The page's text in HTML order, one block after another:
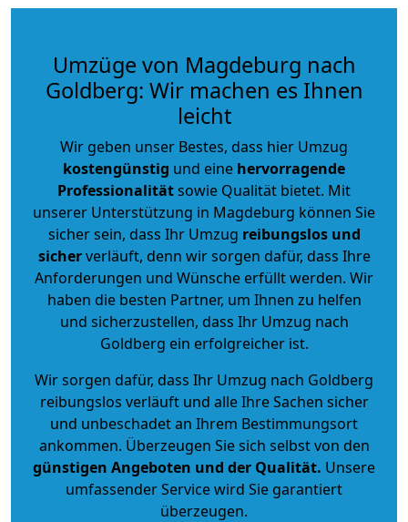
Umzüge von Magdeburg nach
Goldberg: Wir machen es Ihnen
leicht
Wir geben unser Bestes, dass hier Umzug
kostengünstig und eine hervorragende
Professionalitätsowie Qualität bietet. Mit
unserer Unterstützung in Magdeburg können Sie
sicher sein, dass Ihr Umzug reibungslos und
sicherverläuft, denn wir sorgen dafür, dass Ihre
Anforderungen und Wünsche erfüllt werden. Wir
haben die besten Partner, um Ihnen zu helfen
und sicherzustellen, dass Ihr Umzug nach
Goldberg ein erfolgreicher ist.
Wir sorgen dafür, dass Ihr Umzug nach Goldberg
reibungslos verläuft und alle Ihre Sachen sicher
und unbeschadet an Ihrem Bestimmungsort
ankommen. Überzeugen Sie sich selbst von den
günstigen Angeboten und der Qualität. Unsere
umfassender Service wird Sie garantiert
überzeugen.